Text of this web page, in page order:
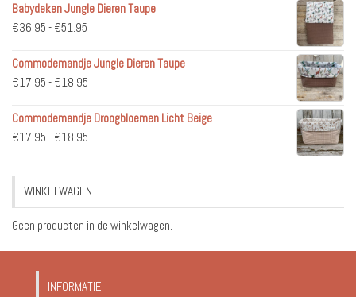
Babydeken Jungle Dieren Taupe
€36.95 - €51.95
tot
€51.95
Commodemandje Jungle Dieren Taupe
€17.95 - €18.95
tot
Commodemandje Droogbloemen Licht Beige
€17.95 - €18.95
€18.95
WINKELWAGEN
Geen producten in de winkelwagen.
INFORMATIE